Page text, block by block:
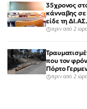
35χρονος
κάνναβης
είδε τη ΔΙ.ΑΣ.
πριν από 2
που τον
Πόρτο
πριν από 2